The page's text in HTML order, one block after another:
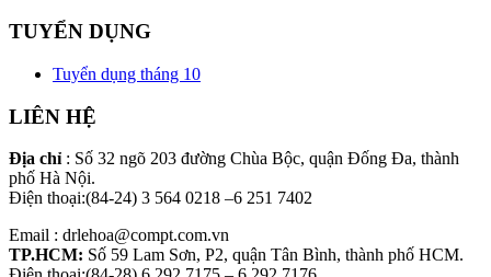
TUYỂN DỤNG
Tuyển dụng tháng 10
LIÊN HỆ
Địa chỉ : Số 32 ngõ 203 đường Chùa Bộc, quận Đống Đa, thành
phố Hà Nội.
Điện thoại:(84-24) 3 564 0218 –6 251 7402
Email : drlehoa@compt.com.vn
TP.HCM: Số 59 Lam Sơn, P2, quận Tân Bình, thành phố HCM.